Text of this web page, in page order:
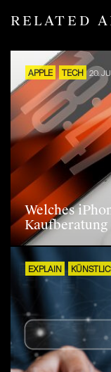
RELATED
APPLE TECH 20.
Welches
Kaufberatung
EXPLAIN